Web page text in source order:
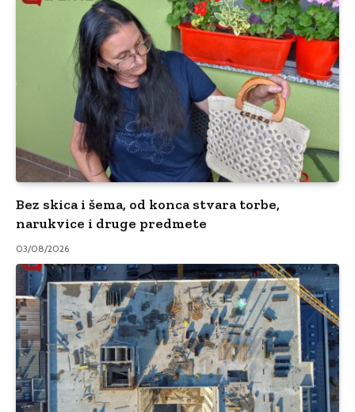
Bez skica i šema, od konca stvara torbe,
narukvice i druge predmete
03/08/2026